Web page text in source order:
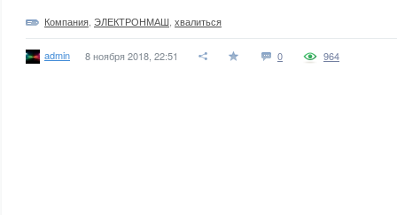
Компания ЭЛЕКТРОНМАШ хвалиться
admin 8 ноября 2018, 22:51 0 964